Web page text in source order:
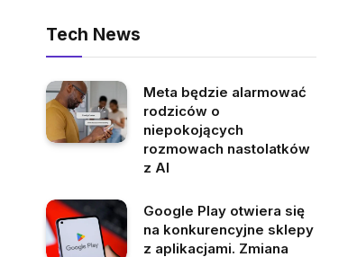
Tech News
Meta będzie alarmować
rodziców o
niepokojących
rozmowach nastolatków
z AI
Google Play otwiera się
na konkurencyjne sklepy
z aplikacjami. Zmiana